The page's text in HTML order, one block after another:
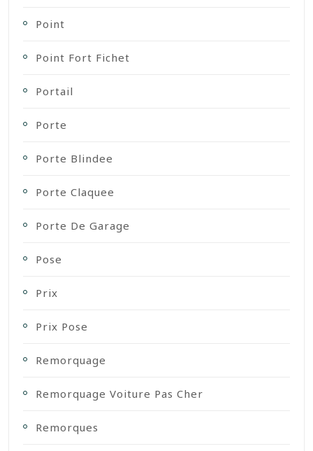
Point
Point Fort Fichet
Portail
Porte
Porte Blindee
Porte Claquee
Porte De Garage
Pose
Prix
Prix Pose
Remorquage
Remorquage Voiture Pas Cher
Remorques